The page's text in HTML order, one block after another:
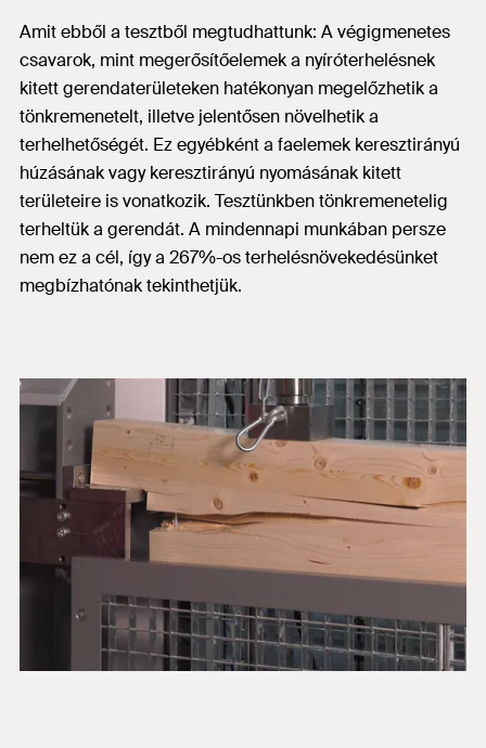
Amit ebből a tesztből megtudhattunk: A végigmenetes
csavarok, mint megerősítőelemek a nyíróterhelésnek
kitett gerendaterületeken hatékonyan megelőzhetik a
tönkremenetelt, illetve jelentősen növelhetik a
terhelhetőségét. Ez egyébként a faelemek keresztirányú
húzásának vagy keresztirányú nyomásának kitett
területeire is vonatkozik. Tesztünkben tönkremenetelig
terheltük a gerendát. A mindennapi munkában persze
nem ez a cél, így a 267%-os terhelésnövekedésünket
megbízhatónak tekinthetjük.